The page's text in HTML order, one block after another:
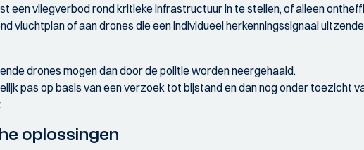
een vliegverbod rond kritieke infrastructuur in te stellen, of alleen
vluchtplan of aan drones die een individueel herkenningssignaal
drones mogen dan door de politie worden neergehaald.
pas op basis van een verzoek tot bijstand en dan nog onder toezicht
oplossingen